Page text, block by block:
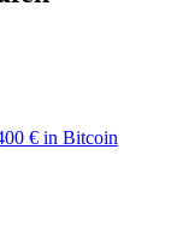
€ in Bitcoin